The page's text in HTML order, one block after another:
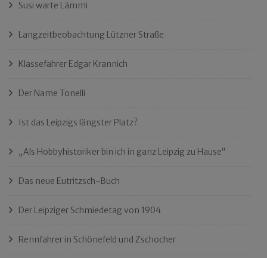
Susi warte Lämmi
Langzeitbeobachtung Lützner Straße
Klassefahrer Edgar Krannich
Der Name Tonelli
Ist das Leipzigs längster Platz?
„Als Hobbyhistoriker bin ich in ganz Leipzig zu Hause“
Das neue Eutritzsch-Buch
Der Leipziger Schmiedetag von 1904
Rennfahrer in Schönefeld und Zschocher